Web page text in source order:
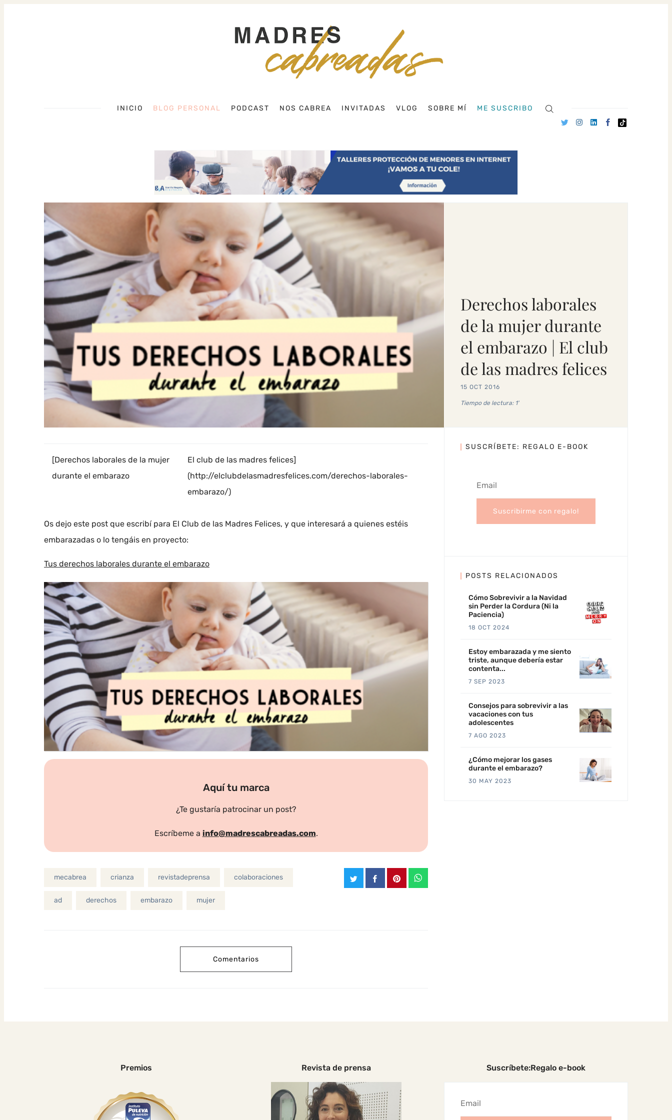
INICIO BLOG PERSONAL PODCAST NOS CABREA INVITADAS VLOG SOBRE MÍ ME SUSCRIBO
Derechos laborales
de la mujer durante
el embarazo | El club
de las madres felices
15 OCT 2016
Tiempo de lectura: 1'
[Derechos laborales de la mujer
durante el embarazo
El club de las madres felices]
(http://elclubdelasmadresfelices.com/derechos-laborales-
embarazo/)
Os dejo este post que escribí para El Club de las Madres Felices, y que interesará a quienes estéis
embarazadas o lo tengáis en proyecto:
Tus derechos laborales durante el embarazo
Aquí tu marca
¿Te gustaría patrocinar un post?
Escríbeme a info@madrescabreadas.com.
mecabrea crianza revistadeprensa colaboraciones
ad derechos embarazo mujer
Comentarios
SUSCRÍBETE: REGALO E-BOOK
POSTS RELACIONADOS
Cómo Sobrevivir a la Navidad
sin Perder la Cordura (Ni la
Paciencia)
18 OCT 2024
Estoy embarazada y me siento
triste, aunque debería estar
contenta...
7 SEP 2023
Consejos para sobrevivir a las
vacaciones con tus
adolescentes
7 AGO 2023
¿Cómo mejorar los gases
durante el embarazo?
30 MAY 2023
Premios Revista de prensa Suscríbete:Regalo e-book